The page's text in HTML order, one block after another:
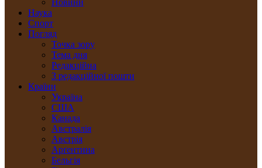
Новини
Наука
Спорт
Погляд
Точка зору
Тема дня
Редакційна
З редакційної пошти
Країни
Україна
США
Канада
Австралія
Австрія
Арґентина
Бельгія